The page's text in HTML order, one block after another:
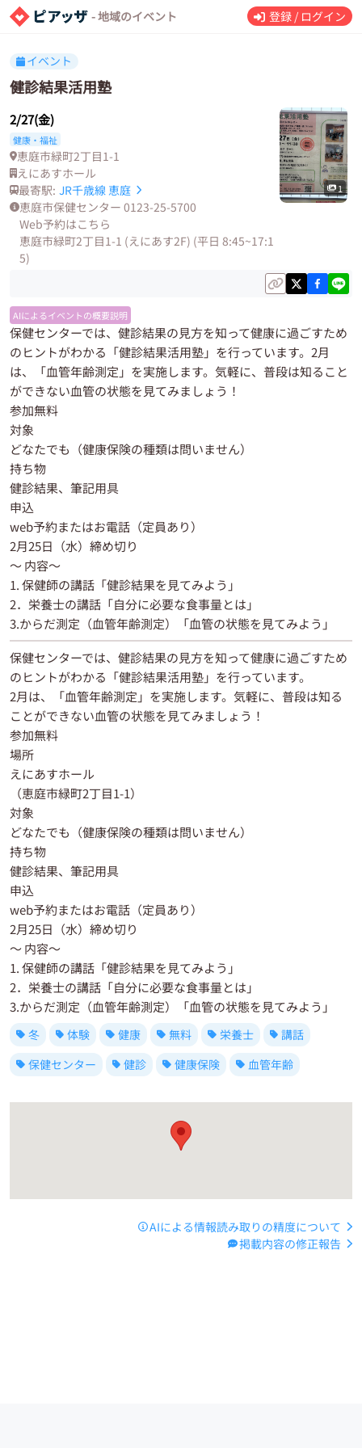
- 地域のイベント 登録 / ログイン
イベント
健診結果活用塾
2/27(金)
健康・福祉
恵庭市緑町2丁目1-1
えにあすホール
最寄駅: JR千歳線 恵庭
恵庭市保健センター 0123-25-5700
Web予約はこちら
恵庭市緑町2丁目1-1 (えにあす2F) (平日 8:45~17:1
5)
1
AIによるイベントの概要説明
保健センターでは、健診結果の見方を知って健康に過ごすため
のヒントがわかる「健診結果活用塾」を行っています。2月
は、「血管年齢測定」を実施します。気軽に、普段は知ること
ができない血管の状態を見てみましょう！
参加無料
対象
どなたでも（健康保険の種類は問いません）
持ち物
健診結果、筆記用具
申込
web予約またはお電話（定員あり）
2月25日（水）締め切り
〜 内容〜
1. 保健師の講話「健診結果を見てみよう」
2．栄養士の講話「自分に必要な食事量とは」
3.からだ測定（血管年齢測定）「血管の状態を見てみよう」
保健センターでは、健診結果の見方を知って健康に過ごすため
のヒントがわかる「健診結果活用塾」を行っています。
2月は、「血管年齢測定」を実施します。気軽に、普段は知る
ことができない血管の状態を見てみましょう！
参加無料
場所
えにあすホール
（恵庭市緑町2丁目1-1）
対象
どなたでも（健康保険の種類は問いません）
持ち物
健診結果、筆記用具
申込
web予約またはお電話（定員あり）
2月25日（水）締め切り
〜 内容〜
1. 保健師の講話「健診結果を見てみよう」
2．栄養士の講話「自分に必要な食事量とは」
3.からだ測定（血管年齢測定）「血管の状態を見てみよう」
冬 体験 健康 無料 栄養士
講話
保健センター
健診 健康保険 血管年齢
AIによる情報読み取りの精度について
掲載内容の修正報告